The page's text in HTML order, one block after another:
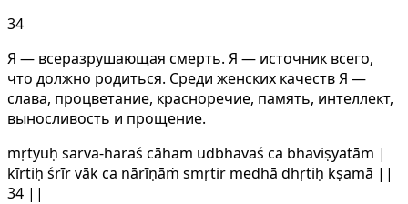
34
Я — всеразрушающая смерть. Я — источник всего,
что должно родиться. Среди женских качеств Я —
слава, процветание, красноречие, память, интеллект,
выносливость и прощение.
mṛtyuḥ sarva-haraś cāham udbhavaś ca bhaviṣyatām |
kīrtiḥ śrīr vāk ca nārīṇāṁ smṛtir medhā dhṛtiḥ kṣamā ||
34 ||